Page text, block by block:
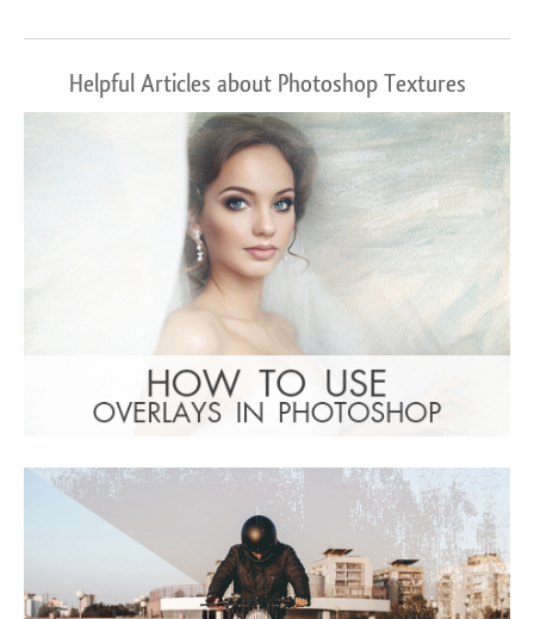
Helpful Articles about Photoshop Textures